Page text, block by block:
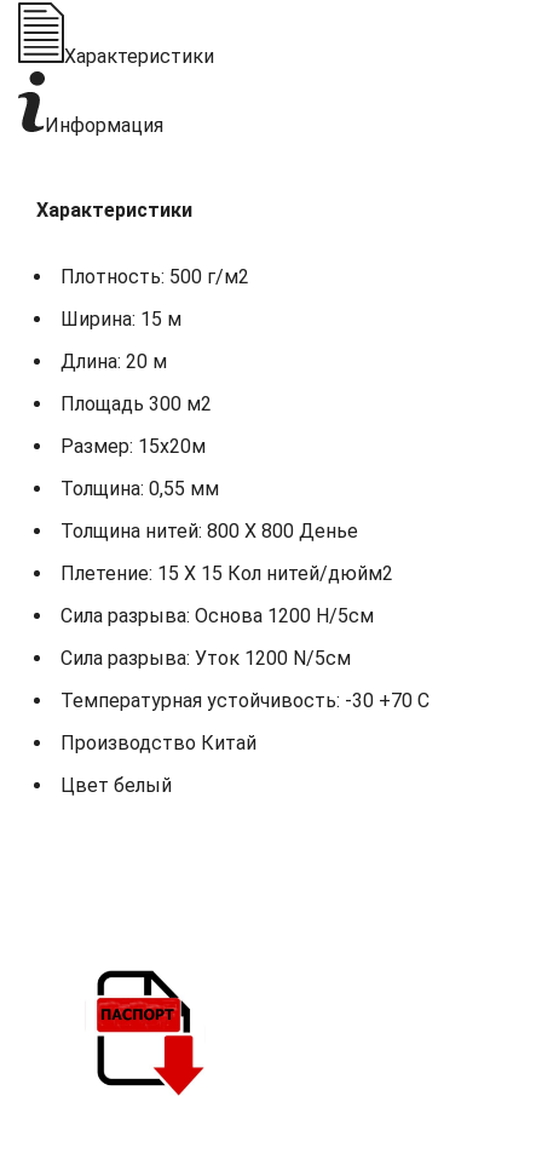
Характеристики
Информация
Характеристики
Плотность: 500 г/м2
Ширина: 15 м
Длина: 20 м
Площадь 300 м2
Размер: 15х20м
Толщина: 0,55 мм
Толщина нитей: 800 X 800 Денье
Плетение: 15 X 15 Кол нитей/дюйм2
Сила разрыва: Основа 1200 Н/5см
Сила разрыва: Уток 1200 N/5см
Температурная устойчивость: -30 +70 С
Производство Китай
Цвет белый